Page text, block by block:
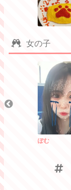
女の子
ぽむ